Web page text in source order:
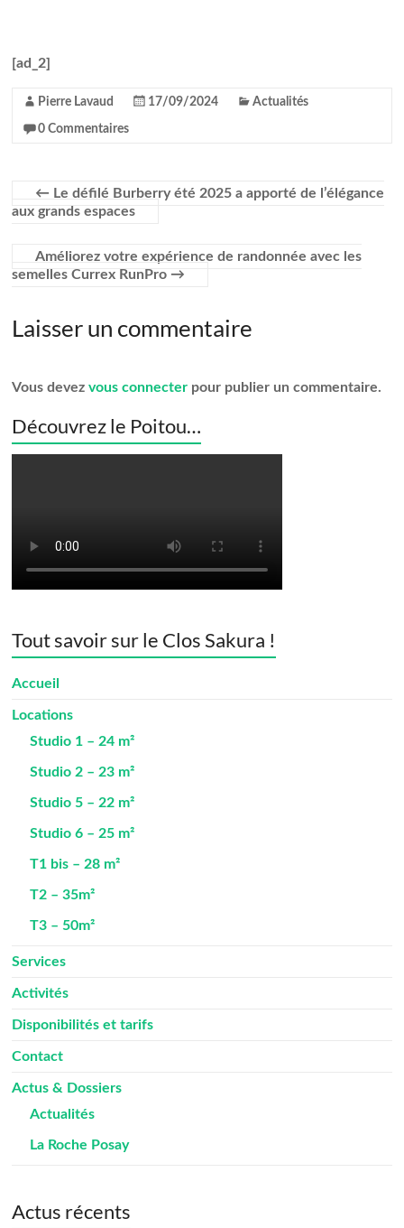
[ad_2]
Pierre Lavaud 17/09/2024 Actualités
0 Commentaires
← Le défilé Burberry été 2025 a apporté de l’élégance
aux grands espaces
Améliorez votre expérience de randonnée avec les
semelles Currex RunPro →
Laisser un commentaire
Vous devezvous connecter pour publier un commentaire.
Découvrez le Poitou…
Tout savoir sur le Clos Sakura !
Accueil
Locations
Studio 1 – 24 m²
Studio 2 – 23 m²
Studio 5 – 22 m²
Studio 6 – 25 m²
T1 bis – 28 m²
T2 – 35m²
T3 – 50m²
Services
Activités
Disponibilités et tarifs
Contact
Actus & Dossiers
Actualités
La Roche Posay
Actus récents